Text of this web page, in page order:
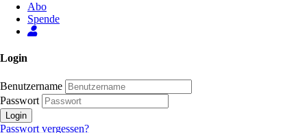
Abo
Spende
Login
Benutzername
Passwort
Login
Passwort vergessen?